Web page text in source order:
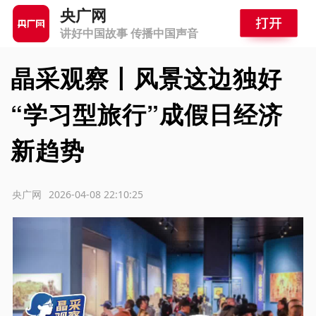
央广网
讲好中国故事 传播中国声音
晶采观察丨风景这边独好
“学习型旅行”成假日经济
新趋势
2026-04-08 22:10:25
央广网